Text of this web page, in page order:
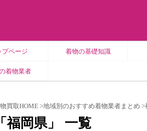
プページ 着物の基礎知識
着物業者
買取HOME >地域別のおすすめ着物業者まとめ >
「福岡県」 一覧